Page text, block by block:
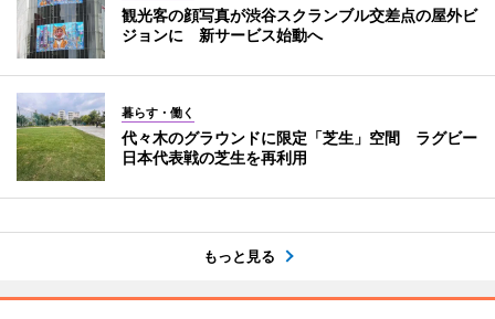
観光客の顔写真が渋谷スクランブル交差点の屋外ビ
ジョンに 新サービス始動へ
暮らす・働く
代々木のグラウンドに限定「芝生」空間 ラグビー
日本代表戦の芝生を再利用
もっと見る